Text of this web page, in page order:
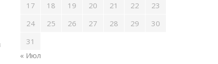
17
18 19 20 21 22
23
24
25 26 27 28 29
30
31
« Июл